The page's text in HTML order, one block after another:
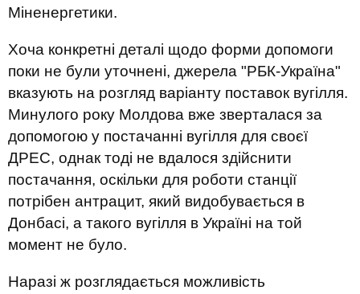
Міненергетики.
Хоча конкретні деталі щодо форми допомоги
поки не були уточнені, джерела "РБК-Україна"
вказують на розгляд варіанту поставок вугілля.
Минулого року Молдова вже зверталася за
допомогою у постачанні вугілля для своєї
ДРЕС, однак тоді не вдалося здійснити
постачання, оскільки для роботи станції
потрібен антрацит, який видобувається в
Донбасі, а такого вугілля в Україні на той
момент не було.
Наразі ж розглядається можливість